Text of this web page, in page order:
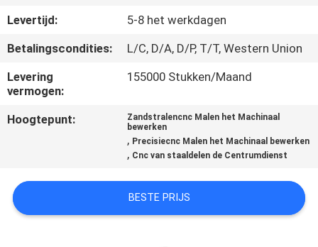
NIEUWS
VRAAG
EEN
OFFERTE
PRIVACYBELEID
Levertijd:
5-8 het werkdagen
Betalingscondities:
L/C, D/A, D/P, T/T, Western Union
Levering
vermogen:
155000 Stukken/Maand
Hoogtepunt:
Zandstralencnc Malen het Machinaal
bewerken
, Precisiecnc Malen het Machinaal bewerken
, Cnc van staaldelen de Centrumdienst
BESTE PRIJS